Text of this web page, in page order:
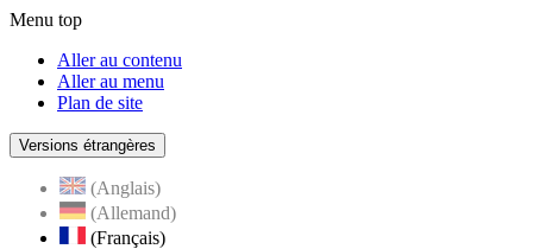
Menu top
Aller au contenu
Aller au menu
Plan de site
Versions étrangères
(Anglais)
(Allemand)
(Français)